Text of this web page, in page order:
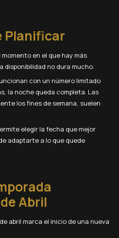
Planificar
en el que hay más
disponibilidad no dura mucho.
con un número limitado
la noche queda completa. Las
los fines de semana, suelen
elegir la fecha que mejor
adaptarte a lo que quede
Abril
abril marca el inicio de una nueva